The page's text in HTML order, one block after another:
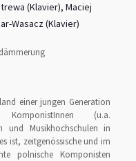
(Klavier), Maciej
Wasacz (Klavier)
einer jungen Generation
(u.a.
und Musikhochschulen in
ist, zeitgenössische und im
polnische Komponisten